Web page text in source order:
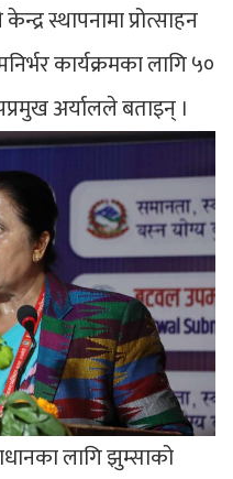
स्थापनामा प्रोत्साहन
कार्यक्रमका लागि ५०
अर्यालले बताइन् ।
लागि झुम्साको